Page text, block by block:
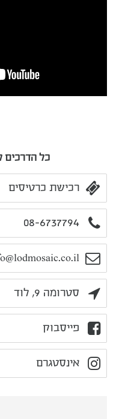
כל הדרכים
רכישת כרטיסים
08-6737794
סטרומה 9, לוד
פייסבוק
אינסטגרם